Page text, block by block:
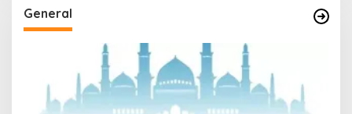
General